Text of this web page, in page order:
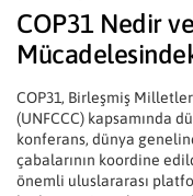
COP31 Nedir
COP31, Birleşmiş
(UNFCCC) kapsamında
konferans, dünya
çabalarının koordine
önemli uluslararası